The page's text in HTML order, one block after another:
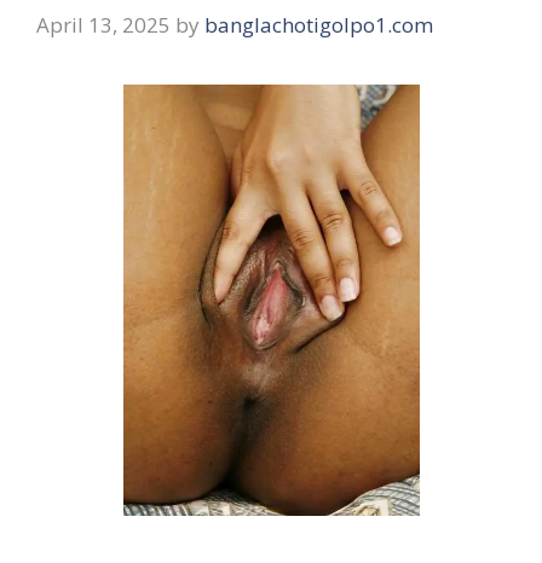
April 13, 2025 by banglachotigolpo1.com